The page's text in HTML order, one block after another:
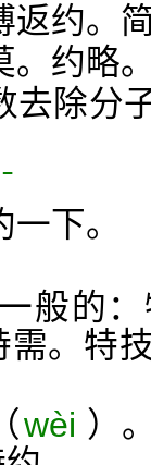
约。
。约略
除分
下。
般的
。特
wèi ）